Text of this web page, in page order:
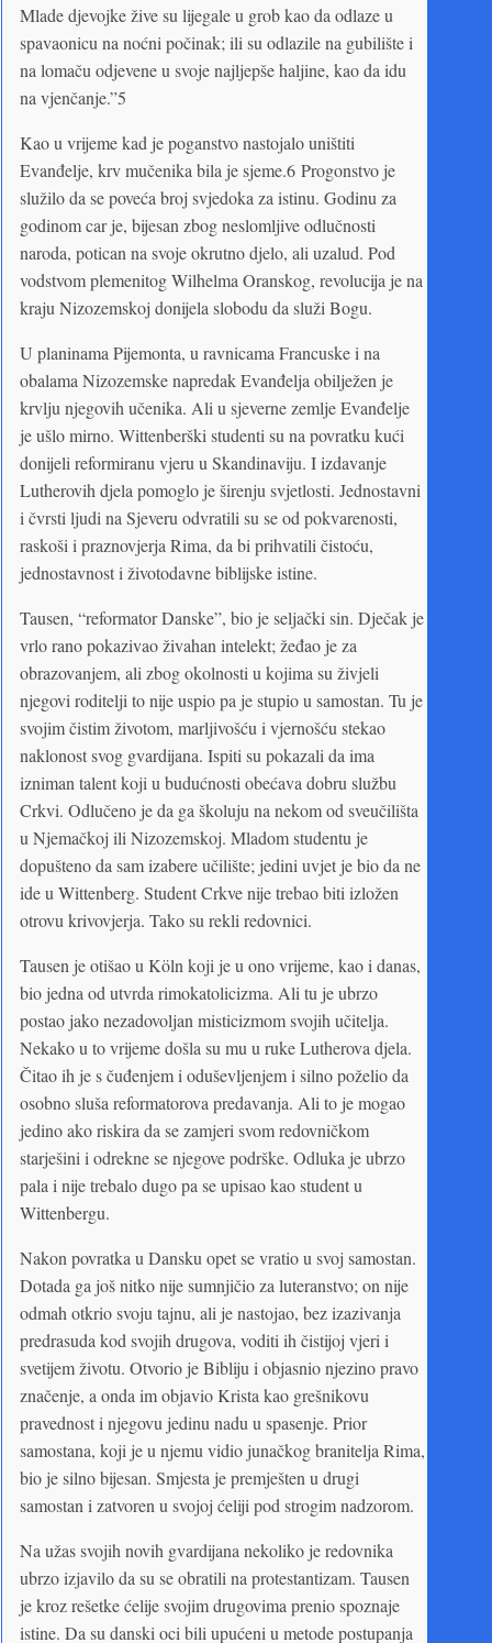
Mlade djevojke žive su lijegale u grob kao da odlaze u
spavaonicu na noćni počinak; ili su odlazile na gubilište i
na lomaču odjevene u svoje najljepše haljine, kao da idu
na vjenčanje.”5
Kao u vrijeme kad je poganstvo nastojalo uništiti
Evanđelje, krv mučenika bila je sjeme.6 Progonstvo je
služilo da se poveća broj svjedoka za istinu. Godinu za
godinom car je, bijesan zbog neslomljive odlučnosti
naroda, potican na svoje okrutno djelo, ali uzalud. Pod
vodstvom plemenitog Wilhelma Oranskog, revolucija je na
kraju Nizozemskoj donijela slobodu da služi Bogu.
U planinama Pijemonta, u ravnicama Francuske i na
obalama Nizozemske napredak Evanđelja obilježen je
krvlju njegovih učenika. Ali u sjeverne zemlje Evanđelje
je ušlo mirno. Wittenberški studenti su na povratku kući
donijeli reformiranu vjeru u Skandinaviju. I izdavanje
Lutherovih djela pomoglo je širenju svjetlosti. Jednostavni
i čvrsti ljudi na Sjeveru odvratili su se od pokvarenosti,
raskoši i praznovjerja Rima, da bi prihvatili čistoću,
jednostavnost i životodavne biblijske istine.
Tausen, “reformator Danske”, bio je seljački sin. Dječak je
vrlo rano pokazivao živahan intelekt; žeđao je za
obrazovanjem, ali zbog okolnosti u kojima su živjeli
njegovi roditelji to nije uspio pa je stupio u samostan. Tu je
svojim čistim životom, marljivošću i vjernošću stekao
naklonost svog gvardijana. Ispiti su pokazali da ima
izniman talent koji u budućnosti obećava dobru službu
Crkvi. Odlučeno je da ga školuju na nekom od sveučilišta
u Njemačkoj ili Nizozemskoj. Mladom studentu je
dopušteno da sam izabere učilište; jedini uvjet je bio da ne
ide u Wittenberg. Student Crkve nije trebao biti izložen
otrovu krivovjerja. Tako su rekli redovnici.
Tausen je otišao u Köln koji je u ono vrijeme, kao i danas,
bio jedna od utvrda rimokatolicizma. Ali tu je ubrzo
postao jako nezadovoljan misticizmom svojih učitelja.
Nekako u to vrijeme došla su mu u ruke Lutherova djela.
Čitao ih je s čuđenjem i oduševljenjem i silno poželio da
osobno sluša reformatorova predavanja. Ali to je mogao
jedino ako riskira da se zamjeri svom redovničkom
starješini i odrekne se njegove podrške. Odluka je ubrzo
pala i nije trebalo dugo pa se upisao kao student u
Wittenbergu.
Nakon povratka u Dansku opet se vratio u svoj samostan.
Dotada ga još nitko nije sumnjičio za luteranstvo; on nije
odmah otkrio svoju tajnu, ali je nastojao, bez izazivanja
predrasuda kod svojih drugova, voditi ih čistijoj vjeri i
svetijem životu. Otvorio je Bibliju i objasnio njezino pravo
značenje, a onda im objavio Krista kao grešnikovu
pravednost i njegovu jedinu nadu u spasenje. Prior
samostana, koji je u njemu vidio junačkog branitelja Rima,
bio je silno bijesan. Smjesta je premješten u drugi
samostan i zatvoren u svojoj ćeliji pod strogim nadzorom.
Na užas svojih novih gvardijana nekoliko je redovnika
ubrzo izjavilo da su se obratili na protestantizam. Tausen
je kroz rešetke ćelije svojim drugovima prenio spoznaje
istine. Da su danski oci bili upućeni u metode postupanja